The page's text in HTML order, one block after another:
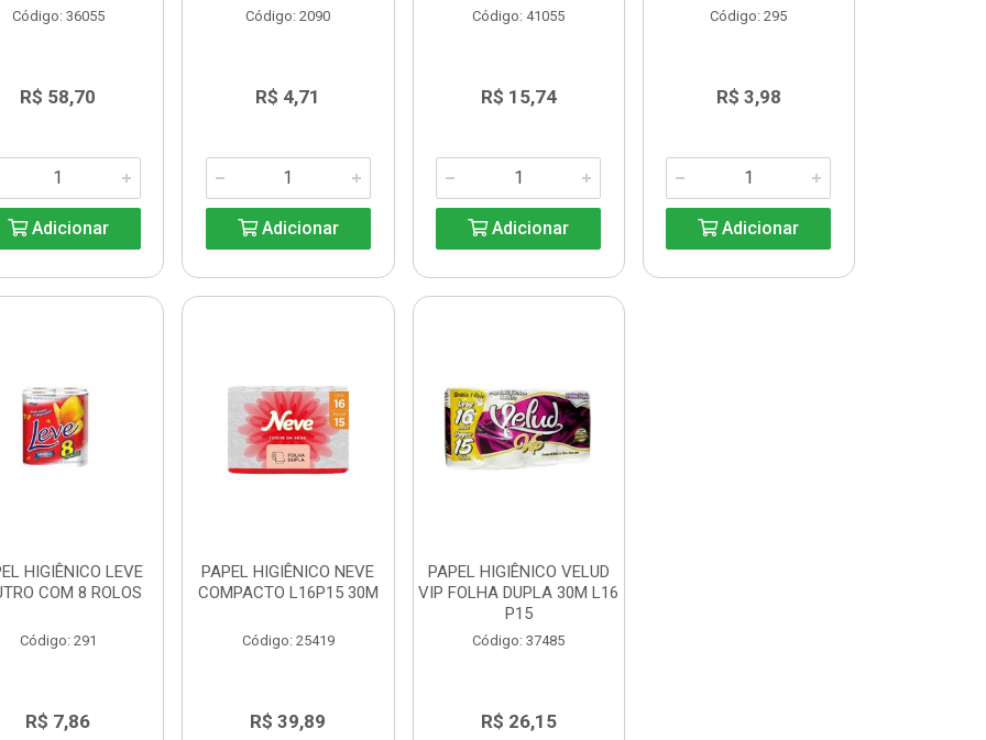
Código: 36055
R$ 58,70
Adicionar
Código: 2090
R$ 4,71
Adicionar
Código: 41055
R$ 15,74
Adicionar
Código: 295
R$ 3,98
Adicionar
HIGIÊNICO LEVE
COM 8 ROLOS
Código: 291
R$ 7,86
PAPEL HIGIÊNICO NEVE
COMPACTO L16P15 30M
Código: 25419
R$ 39,89
PAPEL HIGIÊNICO VELUD
VIP FOLHA DUPLA 30M L16
P15
Código: 37485
R$ 26,15